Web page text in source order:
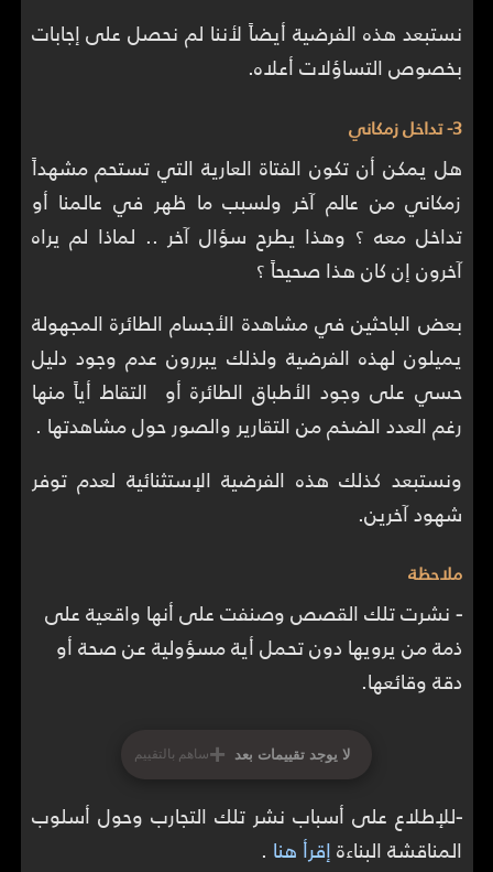
نستبعد هذه الفرضية أيضاً لأننا لم نحصل على إجابات
بخصوص التساؤلات أعلاه.
3- تداخل زمكاني
هل يمكن أن تكون الفتاة العارية التي تستحم مشهداً
زمكاني من عالم آخر ولسبب ما ظهر في عالمنا أو
تداخل معه ؟ وهذا يطرح سؤال آخر .. لماذا لم يراه
آخرون إن كان هذا صحيحاً ؟
بعض الباحثين في مشاهدة الأجسام الطائرة المجهولة
يميلون لهذه الفرضية ولذلك يبررون عدم وجود دليل
حسي على وجود الأطباق الطائرة أو التقاط أياً منها
رغم العدد الضخم من التقارير والصور حول مشاهدتها .
ونستبعد كذلك هذه الفرضية الإستثنائية لعدم توفر
شهود آخرين.
ملاحظة
-نشرت تلك القصص وصنفت على أنها واقعية على
ذمة من يرويها دون تحمل أية مسؤولية عن صحة أو
دقة وقائعها.
لا يوجد تقييمات بعد +ساهم بالتقييم
-للإطلاع على أسباب نشر تلك التجارب وحول أسلوب
المناقشة البناءةإقرأ هنا .